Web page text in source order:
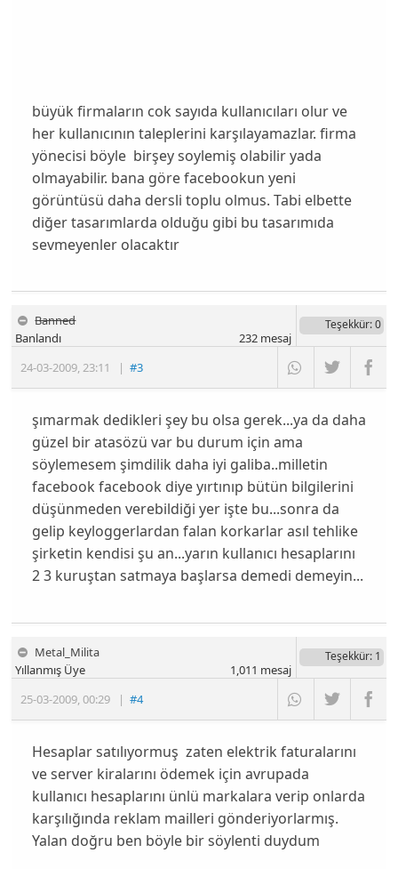
büyük firmaların cok sayıda kullanıcıları olur ve
her kullanıcının taleplerini karşılayamazlar. firma
yönecisi böyle birşey soylemiş olabilir yada
olmayabilir. bana göre facebookun yeni
görüntüsü daha dersli toplu olmus. Tabi elbette
diğer tasarımlarda olduğu gibi bu tasarımıda
sevmeyenler olacaktır
Banned
24-03-2009,23:11 |#3
Banlandı
Teşekkür: 0
232mesaj
şımarmak dedikleri şey bu olsa gerek...ya da daha
güzel bir atasözü var bu durum için ama
söylemesem şimdilik daha iyi galiba..milletin
facebook facebook diye yırtınıp bütün bilgilerini
düşünmeden verebildiği yer işte bu...sonra da
gelip keyloggerlardan falan korkarlar asıl tehlike
şirketin kendisi şu an...yarın kullanıcı hesaplarını
2 3 kuruştan satmaya başlarsa demedi demeyin...
Metal_Milita
25-03-2009,00:29 |#4
Yıllanmış Üye
Teşekkür: 1
1,011 mesaj
Hesaplar satılıyormuş zaten elektrik faturalarını
ve server kiralarını ödemek için avrupada
kullanıcı hesaplarını ünlü markalara verip onlarda
karşılığında reklam mailleri gönderiyorlarmış.
Yalan doğru ben böyle bir söylenti duydum